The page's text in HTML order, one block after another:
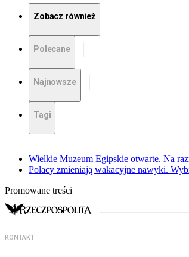
Zobacz również
Polecane
Najnowsze
Tagi
Wielkie Muzeum Egipskie otwarte. Na
Polacy zmieniają wakacyjne nawyki.
Promowane treści
KONTAKT